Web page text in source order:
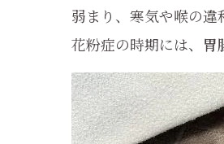
弱まり、寒気や喉の違
花粉症の時期には、 胃